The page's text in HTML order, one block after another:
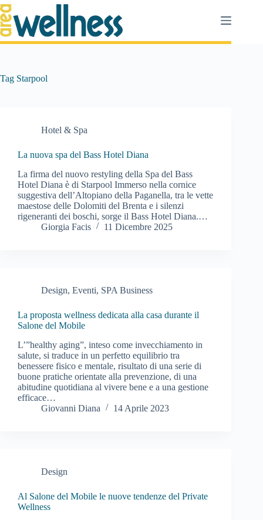
Salta
al
contenuto
Tag Starpool
Hotel & Spa
La nuova spa del Bass Hotel Diana
La firma del nuovo restyling della Spa del Bass
Hotel Diana è di Starpool Immerso nella cornice
suggestiva dell’Altopiano della Paganella, tra le vette
maestose delle Dolomiti del Brenta e i silenzi
rigeneranti dei boschi, sorge il Bass Hotel Diana.…
Giorgia Facis
11 Dicembre 2025
Design, Eventi, SPA Business
La proposta wellness dedicata alla casa durante il
Salone del Mobile
L’”healthy aging”, inteso come invecchiamento in
salute, si traduce in un perfetto equilibrio tra
benessere fisico e mentale, risultato di una serie di
buone pratiche orientate alla prevenzione, di una
abitudine quotidiana al vivere bene e a una gestione
efficace…
Giovanni Diana
14 Aprile 2023
Design
Al Salone del Mobile le nuove tendenze del Private
Wellness